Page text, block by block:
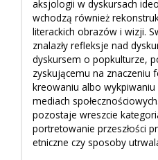
aksjologii w dyskursach
wchodzą również
literackich obrazów i wizji.
znalazły refleksje nad
dyskursem o popkulturze,
zyskującemu na znaczeniu
kreowaniu albo
mediach
pozostaje wreszcie
portretowanie przeszłości
etniczne czy sposoby